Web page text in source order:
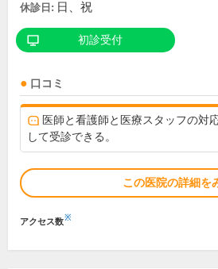
休診日: 日、祝
初診受付
口コミ
医師と看護師と医療スタッフの対
して受診できる。
この医院の詳細を
アクセス数※